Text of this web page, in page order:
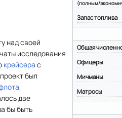
(полным/
Запас топлива
Общая
Офицеры
Мичманы
Матросы
над своей
исследования
крейсера с
был
,
две
бы быть